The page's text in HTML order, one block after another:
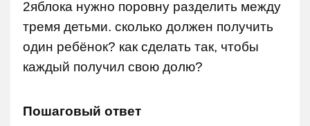
2яблока нужно поровну разделить между
тремя детьми. сколько должен получить
один ребёнок? как сделать так, чтобы
каждый получил свою долю?
Пошаговый ответ